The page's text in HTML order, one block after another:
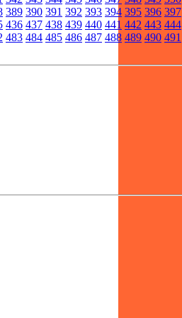
389 390 391 392 393 394 395 396 397
436 437 438 439 440 441 442 443 444
483 484 485 486 487 488 489 490 491